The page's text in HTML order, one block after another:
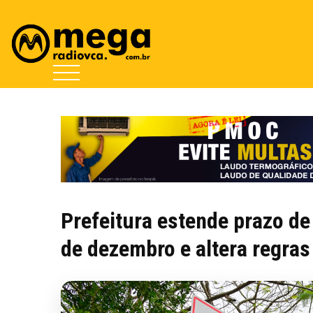
Prefeitura estende prazo
de dezembro e altera